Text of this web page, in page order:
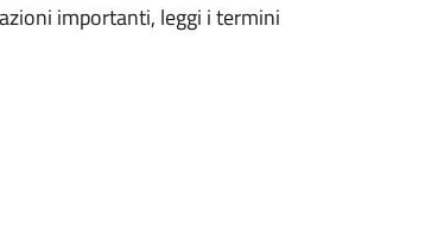
importanti, leggi i termini